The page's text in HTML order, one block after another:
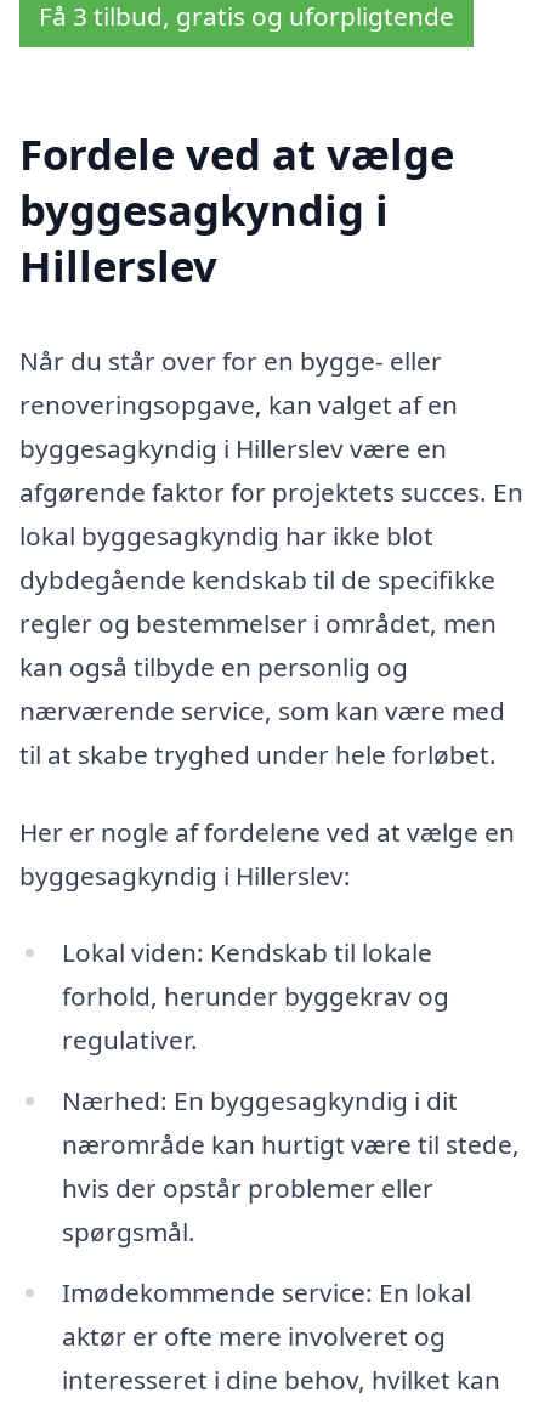
Få 3 tilbud, gratis og uforpligtende
Fordele ved at vælge
byggesagkyndig i
Hillerslev
Når du står over for en bygge- eller
renoveringsopgave, kan valget af en
byggesagkyndig i Hillerslev være en
afgørende faktor for projektets succes. En
lokal byggesagkyndig har ikke blot
dybdegående kendskab til de specifikke
regler og bestemmelser i området, men
kan også tilbyde en personlig og
nærværende service, som kan være med
til at skabe tryghed under hele forløbet.
Her er nogle af fordelene ved at vælge en
byggesagkyndig i Hillerslev:
Lokal viden: Kendskab til lokale
forhold, herunder byggekrav og
regulativer.
Nærhed: En byggesagkyndig i dit
nærområde kan hurtigt være til stede,
hvis der opstår problemer eller
spørgsmål.
Imødekommende service: En lokal
aktør er ofte mere involveret og
interesseret i dine behov, hvilket kan